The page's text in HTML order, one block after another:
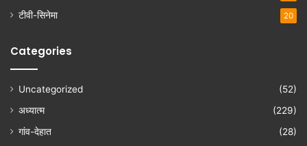
टीवी-सिनेमा 20
Categories
Uncategorized
(52)
अध्यात्म
(229)
गांव-देहात
(28)